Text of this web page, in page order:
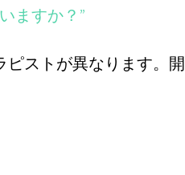
ますか？”
ストが異なります。